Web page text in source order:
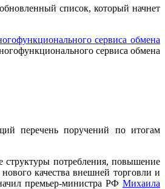
список, который начнет
сервиса обмена
сервиса обмена
перечень поручений по итогам
структуры потребления, повышение
качества внешней торговли и
премьер-министра РФ Михаила